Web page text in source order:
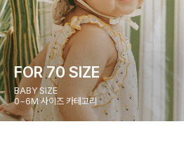
FOR 70 SIZE
BABY SIZE
0~6M 사이즈 카테고리